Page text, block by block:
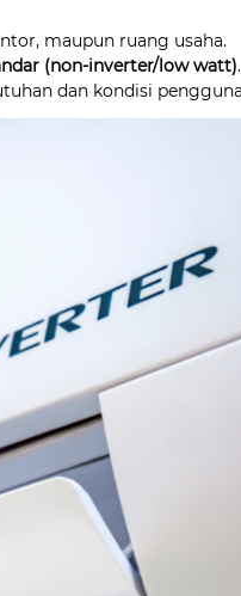
maupun ruang usaha.
(non-inverter/low watt).
dan kondisi